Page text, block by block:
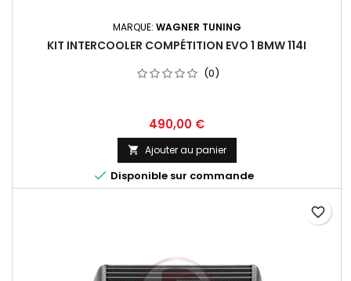
MARQUE: WAGNER TUNING
KIT INTERCOOLER COMPÉTITION EVO 1 BMW 114I
(0)
Prix
490,00 €
 Ajouter au panier
 Disponible sur commande
favorite_border